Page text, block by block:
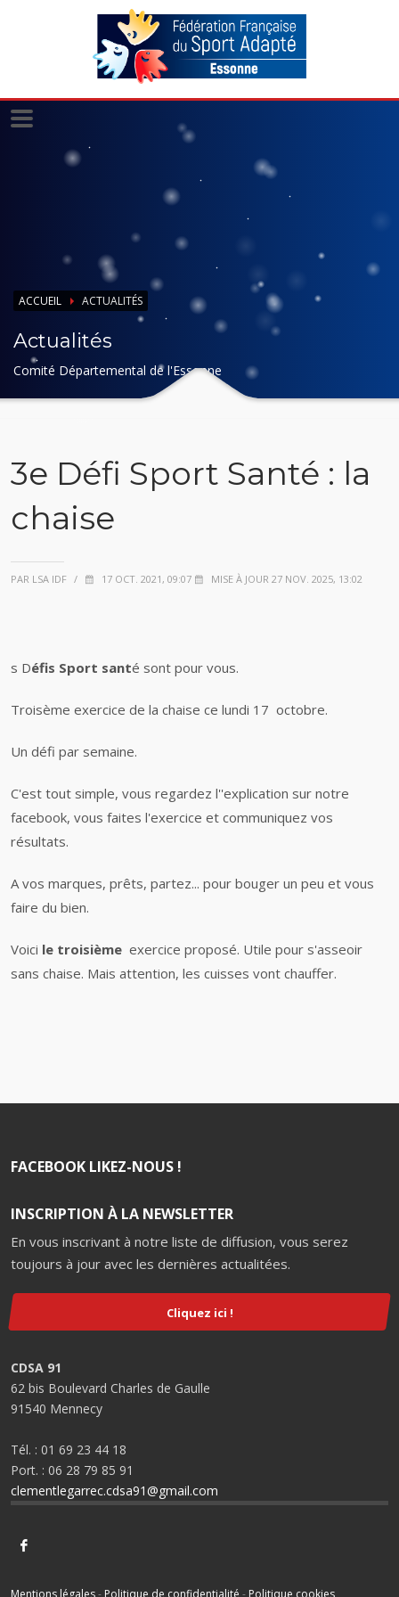
ACCUEIL ACTUALITÉS
Actualités
Comité Départemental de l'Essonne
3e Défi Sport Santé : la
chaise
PAR LSA IDF / 17 OCT. 2021, 09:07 MISE À JOUR 27 NOV. 2025, 13:02
s Défis Sport santé sont pour vous.
Troisème exercice de la chaise ce lundi 17 octobre.
Un défi par semaine.
C'est tout simple, vous regardez l''explication sur notre
facebook, vous faites l'exercice et communiquez vos
résultats.
A vos marques, prêts, partez... pour bouger un peu et vous
faire du bien.
Voici le troisième exercice proposé. Utile pour s'asseoir
sans chaise. Mais attention, les cuisses vont chauffer.
FACEBOOK LIKEZ-NOUS !
INSCRIPTION À LA NEWSLETTER
En vous inscrivant à notre liste de diffusion, vous serez
toujours à jour avec les dernières actualitées.
Cliquez ici !
CDSA 91
62 bis Boulevard Charles de Gaulle
91540 Mennecy
Tél. : 01 69 23 44 18
Port. : 06 28 79 85 91
clementlegarrec.cdsa91@gmail.com
Mentions légales- Politique de confidentialité - Politique cookies
Panneau de gestion des cookies